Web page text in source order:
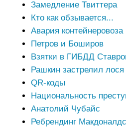
Замедление Твиттера
Кто как обзывается...
Авария
Петров и Боширов
Взятки в ГИБДД
Рашкин застрелил лося
QR-коды
Национальность
Анатолий Чубайс
Ребрендинг